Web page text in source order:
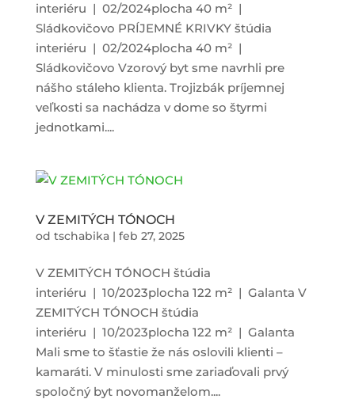
interiéru | 02/2024plocha 40 m² |
Sládkovičovo PRÍJEMNÉ KRIVKY štúdia
interiéru | 02/2024plocha 40 m² |
Sládkovičovo Vzorový byt sme navrhli pre
nášho stáleho klienta. Trojizbák príjemnej
veľkosti sa nachádza v dome so štyrmi
jednotkami....
V ZEMITÝCH TÓNOCH
od tschabika| feb 27, 2025
V ZEMITÝCH TÓNOCH štúdia
interiéru | 10/2023plocha 122 m² | Galanta V
ZEMITÝCH TÓNOCH štúdia
interiéru | 10/2023plocha 122 m² | Galanta
Mali sme to šťastie že nás oslovili klienti –
kamaráti. V minulosti sme zariaďovali prvý
spoločný byt novomanželom....